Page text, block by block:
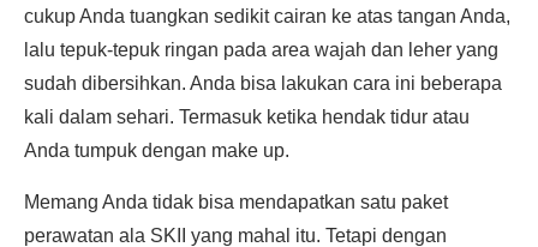
cukup Anda tuangkan sedikit cairan ke atas tangan Anda,
lalu tepuk-tepuk ringan pada area wajah dan leher yang
sudah dibersihkan. Anda bisa lakukan cara ini beberapa
kali dalam sehari. Termasuk ketika hendak tidur atau
Anda tumpuk dengan make up.
Memang Anda tidak bisa mendapatkan satu paket
perawatan ala SKII yang mahal itu. Tetapi dengan